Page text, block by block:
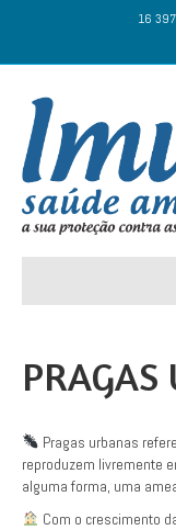
16
PRAGAS
Pragas urbanas
reproduzem livremente
alguma forma, uma
Com o crescimento